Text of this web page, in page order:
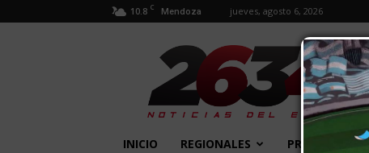
10.8 C Mendoza jueves, agosto 6, 2026
2634
Diario
INICIO REGIONALES PROVINCIALES